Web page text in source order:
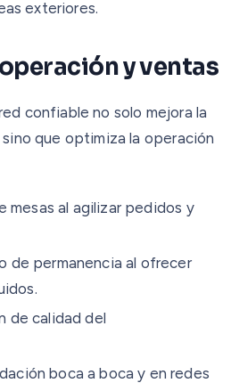
exteriores.
y ventas
confiable no solo mejora la
que optimiza la operación
mesas al agilizar pedidos y
de permanencia al ofrecer
de calidad del
boca a boca y en redes